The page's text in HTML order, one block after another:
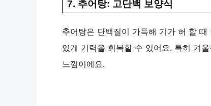
7. 추어탕: 고단백 보양식
추어탕은 단백질이 가득해 기가 허 할
있게 기력을 회복할 수 있어요. 특히 겨
느낌이에요.